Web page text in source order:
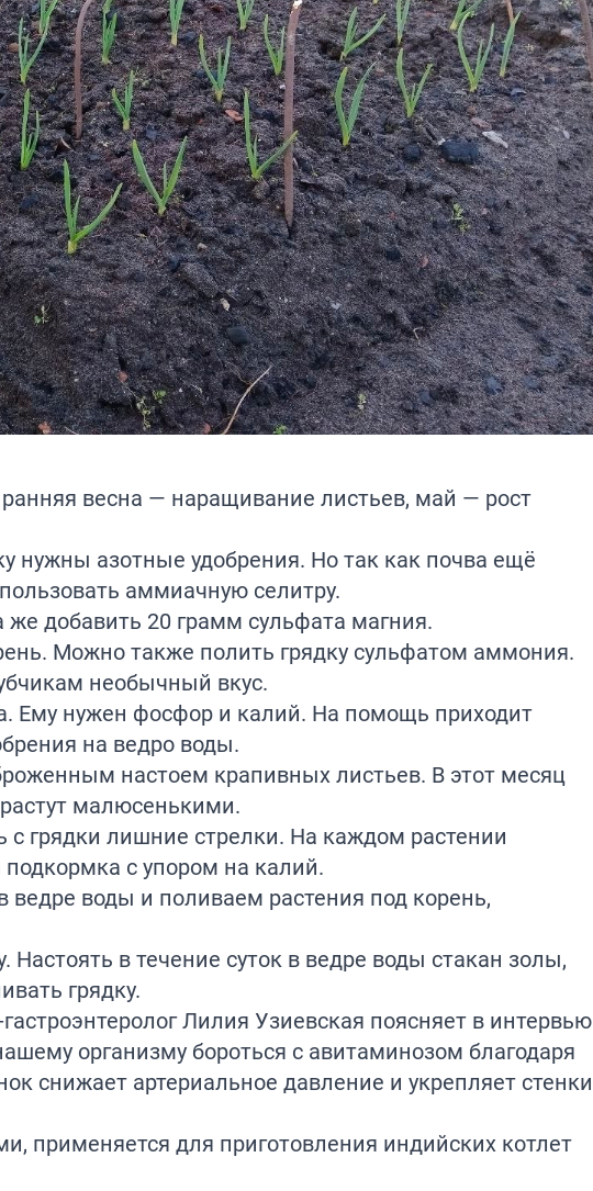
весна — наращивание листьев, май — рост
нужны азотные удобрения. Но так как почва ещё
аммиачную селитру.
добавить 20 грамм сульфата магния.
Можно также полить грядку сульфатом аммония.
необычный вкус.
Ему нужен фосфор и калий. На помощь приходит
на ведро воды.
настоем крапивных листьев. В этот месяц
малюсенькими.
грядки лишние стрелки. На каждом растении
с упором на калий.
воды и поливаем растения под корень,
в течение суток в ведре воды стакан золы,
грядку.
Лилия Узиевская поясняет в интервью
организму бороться с авитаминозом благодаря
снижает артериальное давление и укрепляет стенки
применяется для приготовления индийских котлет